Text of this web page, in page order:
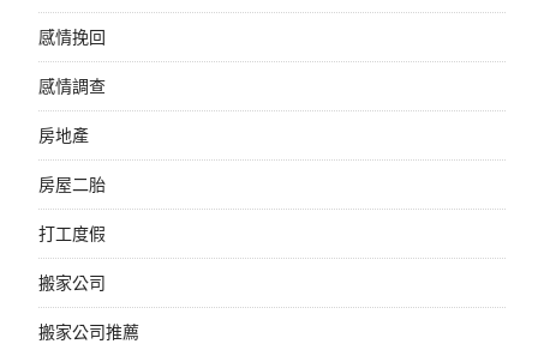
感情挽回
感情調查
房地產
房屋二胎
打工度假
搬家公司
搬家公司推薦